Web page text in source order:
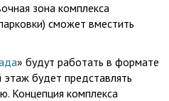
зона комплекса
сможет вместить
» будут работать в формате
будет представлять
Концепция комплекса